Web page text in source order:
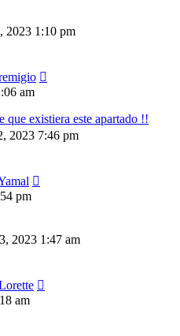
2023 1:10 pm
am
que existiera este apartado !!
2023 7:46 pm
pm
2023 1:47 am
am